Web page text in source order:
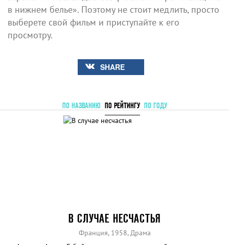
в нижнем белье». Поэтому не стоит медлить, просто
выберете свой фильм и приступайте к его
просмотру.
SHARE
ПО НАЗВАНИЮ ПО РЕЙТИНГУ ПО ГОДУ
В СЛУЧАЕ НЕСЧАСТЬЯ
Франция, 1958, Драма